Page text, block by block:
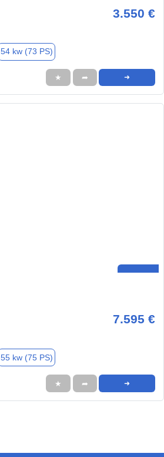
3.550 €
54 kw (73 PS)
★ ➦ ➜
7.595 €
55 kw (75 PS)
★ ➦ ➜